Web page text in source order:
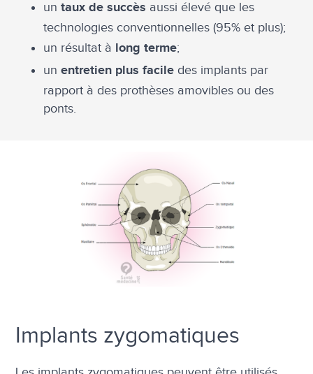
untaux de succès aussi élevé que les
technologies conventionnelles (95% et plus);
un résultat à long terme;
unentretien plus facile des implants par
rapport à des prothèses amovibles ou des
ponts.
Implants zygomatiques